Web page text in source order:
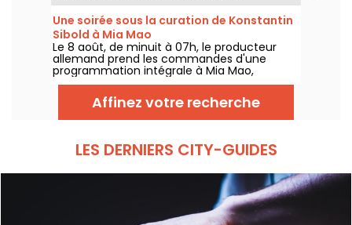
Une soirée sous la curation de Konstantin
Sibold à Mia Mao
Le 8 août, de minuit à 07h, le producteur
allemand prend les commandes d'une
programmation intégrale à Mia Mao,
entouré de Hardt Antoine et EG, pour une
soirée qui traverse la house mélodique, la
techno et leurs zones frontières.
Affinez votre recherche
LES DERNIERS CITY-GUIDES